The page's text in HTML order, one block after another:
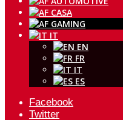
IT
EN
FR
IT
ES
Facebook
Twitter